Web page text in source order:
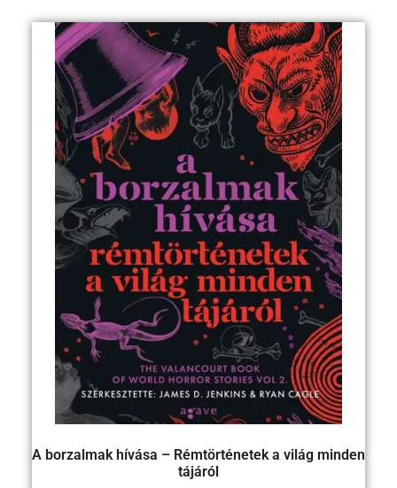
A borzalmak hívása – Rémtörténetek a világ minden
tájáról